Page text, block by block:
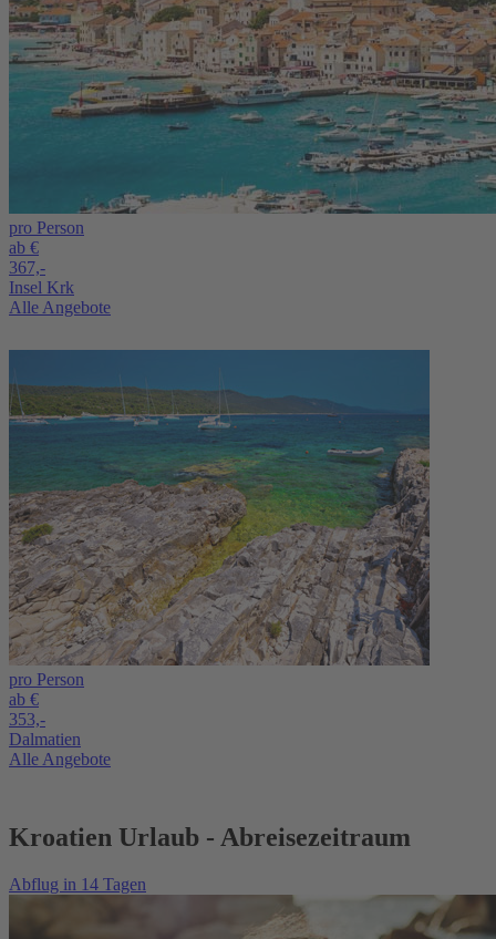
pro Person
ab €
367,-
Insel Krk
Alle Angebote
pro Person
ab €
353,-
Dalmatien
Alle Angebote
Kroatien Urlaub - Abreisezeitraum
Abflug in 14 Tagen